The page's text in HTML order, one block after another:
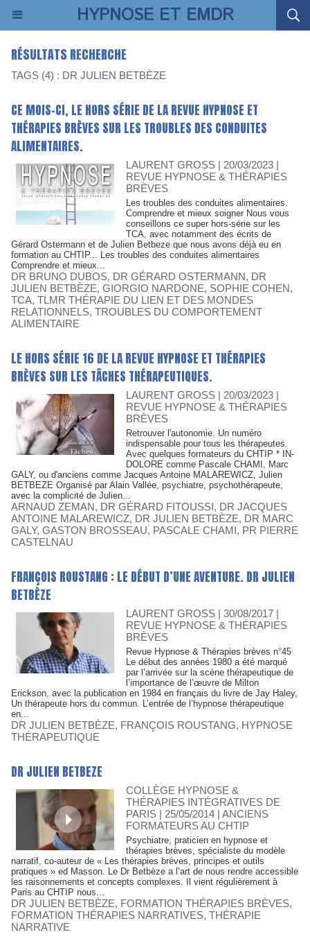
HYPNOSE ET EMDR
RÉSULTATS RECHERCHE
TAGS (4) : DR JULIEN BETBÈZE
CE MOIS-CI, LE HORS SÉRIE DE LA REVUE HYPNOSE ET
THÉRAPIES BRÈVES SUR LES TROUBLES DES CONDUITES
ALIMENTAIRES.
LAURENT GROSS | 20/03/2023 |
REVUE HYPNOSE & THÉRAPIES
BRÈVES
Les troubles des conduites alimentaires.
Comprendre et mieux soigner Nous vous
conseillons ce super hors-série sur les
TCA, avec notamment des écrits de
Gérard Ostermann et de Julien Betbeze que nous avons déjà eu en
formation au CHTIP... Les troubles des conduites alimentaires
Comprendre et mieux...
DR BRUNO DUBOS, DR GÉRARD OSTERMANN, DR
JULIEN BETBÈZE, GIORGIO NARDONE, SOPHIE COHEN,
TCA, TLMR THÉRAPIE DU LIEN ET DES MONDES
RELATIONNELS, TROUBLES DU COMPORTEMENT
ALIMENTAIRE
LE HORS SÉRIE 16 DE LA REVUE HYPNOSE ET THÉRAPIES
BRÈVES SUR LES TÂCHES THÉRAPEUTIQUES.
LAURENT GROSS | 20/03/2023 |
REVUE HYPNOSE & THÉRAPIES
BRÈVES
Retrouver l'autonomie. Un numéro
indispensable pour tous les thérapeutes.
Avec quelques formateurs du CHTIP * IN-
DOLORE comme Pascale CHAMI, Marc
GALY, ou d'anciens comme Jacques Antoine MALAREWICZ, Julien
BETBEZE Organisé par Alain Vallée, psychiatre, psychothérapeute,
avec la complicité de Julien...
ARNAUD ZEMAN, DR GÉRARD FITOUSSI, DR JACQUES
ANTOINE MALAREWICZ, DR JULIEN BETBÈZE, DR MARC
GALY, GASTON BROSSEAU, PASCALE CHAMI, PR PIERRE
CASTELNAU
FRANÇOIS ROUSTANG : LE DÉBUT D’UNE AVENTURE. DR JULIEN
BETBÈZE
LAURENT GROSS | 30/08/2017 |
REVUE HYPNOSE & THÉRAPIES
BRÈVES
Revue Hypnose & Thérapies brèves n°45
Le début des années 1980 a été marqué
par l’arrivée sur la scène thérapeutique de
l’importance de l’œuvre de Milton
Erickson, avec la publication en 1984 en français du livre de Jay Haley,
Un thérapeute hors du commun. L’entrée de l’hypnose thérapeutique
en...
DR JULIEN BETBÈZE, FRANÇOIS ROUSTANG, HYPNOSE
THÉRAPEUTIQUE
DR JULIEN BETBEZE
COLLÈGE HYPNOSE &
THÉRAPIES INTÉGRATIVES DE
PARIS | 25/05/2014 |ANCIENS
FORMATEURS AU CHTIP
Psychiatre, praticien en hypnose et
thérapies brèves, spécialiste du modèle
narratif, co-auteur de « Les thérapies brèves, principes et outils
pratiques » ed Masson. Le Dr Betbèze a l’art de nous rendre accessible
les raisonnements et concepts complexes. Il vient régulièrement à
Paris au CHTIP nous...
DR JULIEN BETBÈZE, FORMATION THÉRAPIES BRÈVES,
FORMATION THÉRAPIES NARRATIVES, THÉRAPIE
NARRATIVE